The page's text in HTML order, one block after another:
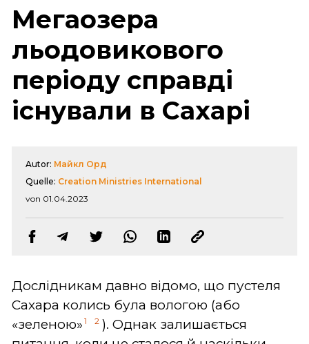
Мегаозера
льодовикового
періоду справді
існували в Сахарі
Autor: Майкл Орд
Quelle: Creation Ministries International
von 01.04.2023
Дослідникам давно відомо, що пустеля
Сахара колись була вологою (або
«зеленою» 1 2 ). Однак залишається